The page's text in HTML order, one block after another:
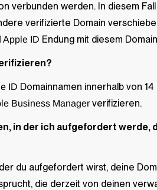
verbunden werden. In diesem
verifizierte Domain
Apple ID Endung mit diesem
ID Domainnamen innerhalb von
Business Manager verifizieren.
in der ich aufgefordert werde,
du aufgefordert wirst, deine
die derzeit von deinen